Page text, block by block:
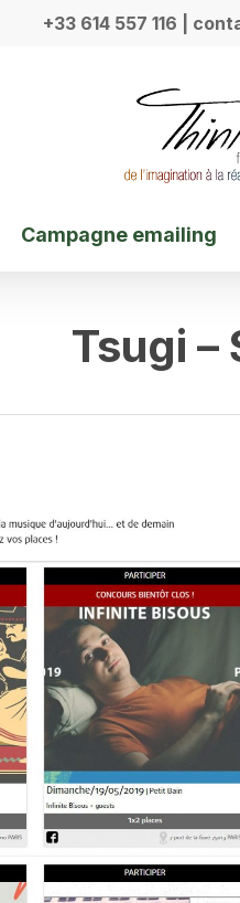
+33 614 557 116 |
Campagne emailing
Tsugi –